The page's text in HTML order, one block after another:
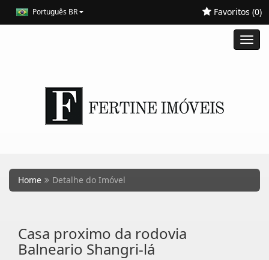
Português BR Favoritos (0)
Home Detalhe do Imóvel
Casa proximo da rodovia
Balneario Shangri-lá